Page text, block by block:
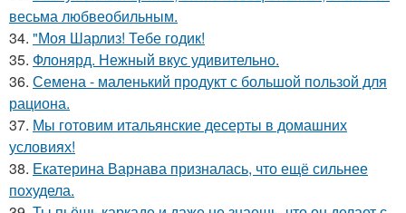
весьма любвеобильным.
34. "Моя Шарлиз! Тебе годик!
35. Флонярд. Нежный вкус удивительно.
36. Семена - маленький продукт с большой пользой для
рациона.
37. Мы готовим итальянские десерты в домашних
условиях!
38. Екатерина Варнава призналась, что ещё сильнее
похудела.